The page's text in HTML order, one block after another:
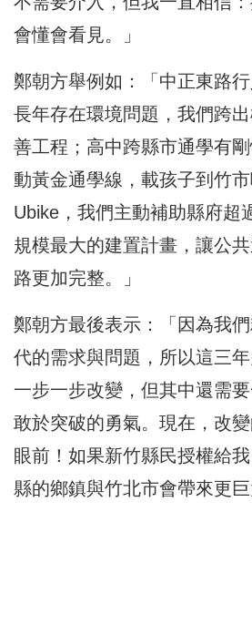
會懂會看見。」
鄭朝方舉例如：「中正東路
長年存在環境問題，我們跨
善工程；高中跨縣市通學有
動黃金通學線，載孩子到竹
Ubike，我們主動補助縣府超
規模最大的建置計畫，讓公
路更加完整。」
鄭朝方最後表示：「因為我
代的需求與問題，所以這三
一步一步改變，但其中還需要
敢於突破的勇氣。現在，改
眼前！如果新竹縣民授權給
縣的鄉鎮與竹北市會帶來更巨